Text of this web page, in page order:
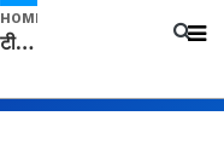
HOME
टीम बीकेई ने एग्रीकल्चर ग्रेड की यूरिया खाद गट्टों में बदलकर टेक्निकल ग्रेड में बेचने वालों पर करवाई कार्रवाई: लखविंदर सिंह औलख